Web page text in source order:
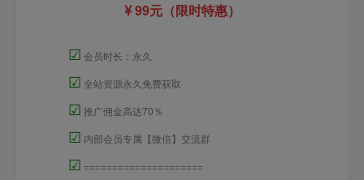
99元（限时特惠）
☑ 会员时长：永久
☑ 全站资源永久免费获取
☑ 推广佣金高达70％
☑ 内部会员专属【微信】交流群
☑ =====================